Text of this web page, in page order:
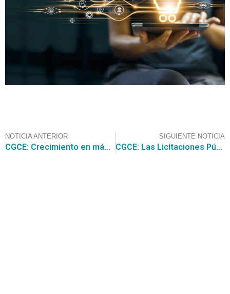
NOTICIA ANTERIOR
CGCE: Crecimiento en más de un 90% en la utilización de la Compra Ágil comparando enero 2024 y enero 2025
SIGUIENTE NOTICIA
CGCE: Las Licitaciones Públicas, fueron el principal procedimiento de compra en Chile durante el año 2024 con un 69,2%, será que los otros procedimientos de compra no los representan o no son tan útiles